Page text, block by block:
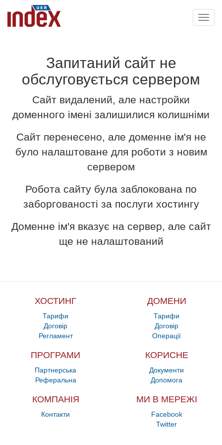
Запитаний сайт не
обслуговується сервером
Сайт видалений, але настройки
доменного імені залишилися колишніми
Сайт перенесено, але доменне ім'я не
було налаштоване для роботи з новим
сервером
Робота сайту була заблокована по
заборгованості за послуги хостингу
Доменне ім'я вказує на сервер, але сайт
ще не налаштований
ХОСТИНГ
Тарифи
Договір
Регламент
ДОМЕНИ
Тарифи
Договір
Операції
ПРОГРАМИ
Партнерська
Реферальна
КОРИСНЕ
Документи
Допомога
КОМПАНІЯ
Контакти
МИ В МЕРЕЖІ
Facebook
Twitter